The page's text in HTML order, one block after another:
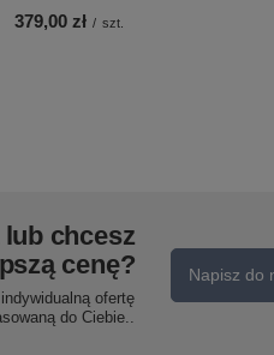
379,00 zł / szt.
chcesz
cenę?
ofertę
do Ciebie..
Napisz do